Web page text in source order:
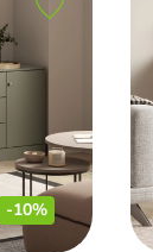
-10%